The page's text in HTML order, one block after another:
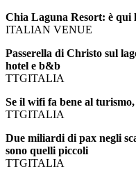
Chia Laguna Resort: è qui
ITALIAN VENUE
Passerella di Christo sul
hotel e b&b
TTGITALIA
Se il wifi fa bene al
TTGITALIA
Due miliardi di pax negli
sono quelli piccoli
TTGITALIA